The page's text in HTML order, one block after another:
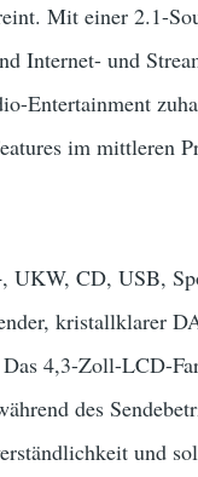
Mit einer 2.1-
Internet- und
Entertainment
im mittleren
CD, USB,
kristallklarer
4,3-Zoll-LCD-
des
und